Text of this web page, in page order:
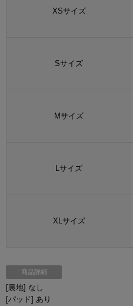
XSサイズ
Sサイズ
Mサイズ
Lサイズ
XLサイズ
商品詳細
[裏地] なし
[パッド] あり